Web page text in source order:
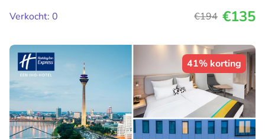
Verkocht: 0
€194 €135
41% korting